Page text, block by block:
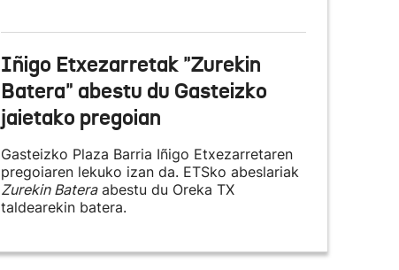
Iñigo Etxezarretak "Zurekin
Batera" abestu du Gasteizko
jaietako pregoian
Gasteizko Plaza Barria Iñigo Etxezarretaren
pregoiaren lekuko izan da. ETSko abeslariak
Zurekin Bateraabestu du Oreka TX
taldearekin batera.